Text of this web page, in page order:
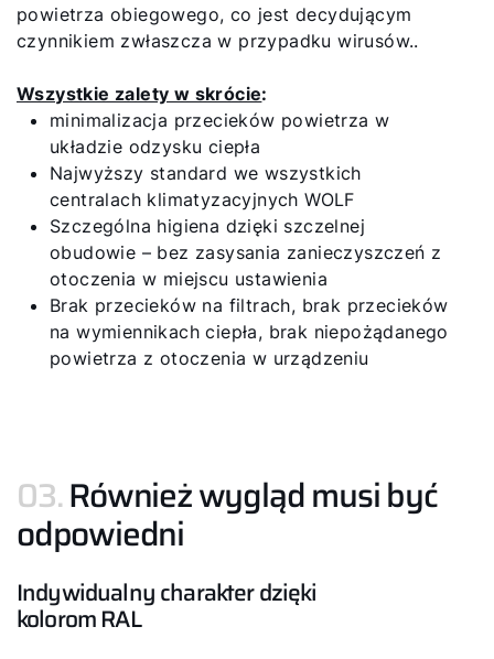
powietrza obiegowego, co jest decydującym
czynnikiem zwłaszcza w przypadku wirusów..
Wszystkie zalety w skrócie:
minimalizacja przecieków powietrza w
układzie odzysku ciepła
Najwyższy standard we wszystkich
centralach klimatyzacyjnych WOLF
Szczególna higiena dzięki szczelnej
obudowie – bez zasysania zanieczyszczeń z
otoczenia w miejscu ustawienia
Brak przecieków na filtrach, brak przecieków
na wymiennikach ciepła, brak niepożądanego
powietrza z otoczenia w urządzeniu
03.Również wygląd musi być
odpowiedni
Indywidualny charakter dzięki
kolorom RAL